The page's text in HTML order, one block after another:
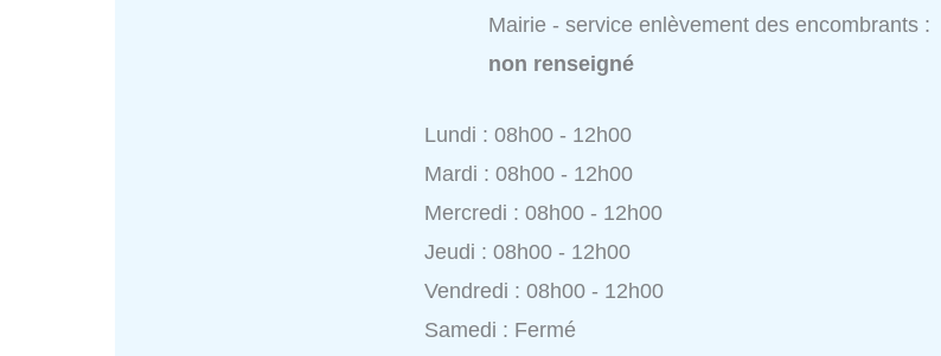
Mairie - service enlèvement des encombrants :
non renseigné
Lundi : 08h00 - 12h00
Mardi : 08h00 - 12h00
Mercredi : 08h00 - 12h00
Jeudi : 08h00 - 12h00
Vendredi : 08h00 - 12h00
Samedi : Fermé